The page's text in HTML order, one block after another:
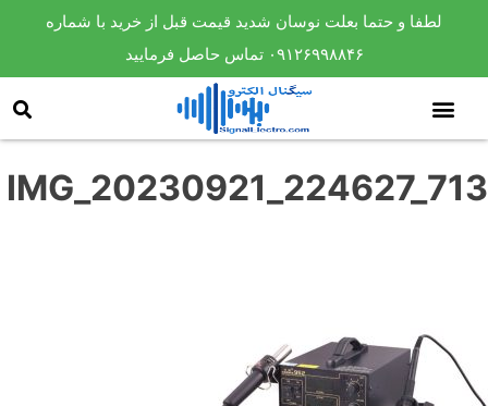
لطفا و حتما بعلت نوسان شدید قیمت قبل از خرید با شماره
۰۹۱۲۶۹۹۸۸۴۶ تماس حاصل فرمایید
IMG_20230921_224627_713